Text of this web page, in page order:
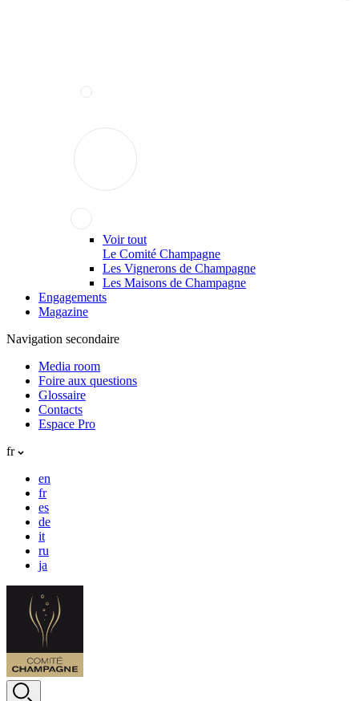
Voir tout
Le Comité Champagne
Les Vignerons de Champagne
Les Maisons de Champagne
Engagements
Magazine
Navigation secondaire
Media room
Foire aux questions
Glossaire
Contacts
Espace Pro
fr
en
fr
es
de
it
ru
ja